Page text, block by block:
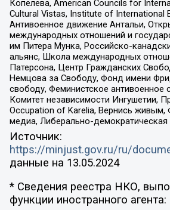
Копелева, American Councils for
Cultural Vistas, Institute of International
Антивоенное движение Антальи,
международных отношений и
им Питера Мунка, Российско-
альянс, Школа международных
Патерсона, Центр Гражданских
Немцова за Свободу, Фонд имени
свободу, Феминистское антивоенное
Комитет независимости Ингушетии,
Occupation of Karelia, Вернись
медиа, Либерально-демократическая
Источник:
https://minjust.gov.ru/ru/
данные на 13.05.2024
* Сведения реестра НКО,
функции иностранного агента: